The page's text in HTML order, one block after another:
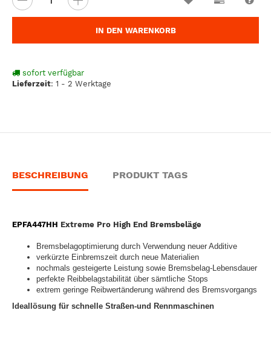
IN DEN WARENKORB
sofort verfügbar
Lieferzeit: 1 - 2 Werktage
BESCHREIBUNG PRODUKT TAGS
EPFA447HH Extreme Pro High End Bremsbeläge
Bremsbelagoptimierung durch Verwendung neuer Additive
verkürzte Einbremszeit durch neue Materialien
nochmals gesteigerte Leistung sowie Bremsbelag-Lebensdauer
perfekte Reibbelagstabilität über sämtliche Stops
extrem geringe Reibwertänderung während des Bremsvorgangs
Ideallösung für schnelle Straßen-und Rennmaschinen